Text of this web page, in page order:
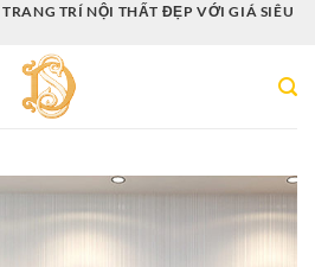
TRÍ NỘI THẤT ĐẸP VỚI GIÁ SIÊU